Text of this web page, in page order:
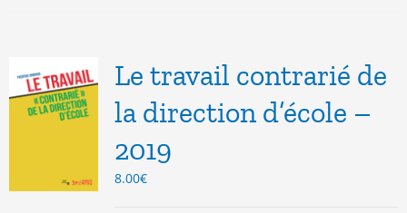
Le travail contrarié de
la direction d’école –
2019
8.00€